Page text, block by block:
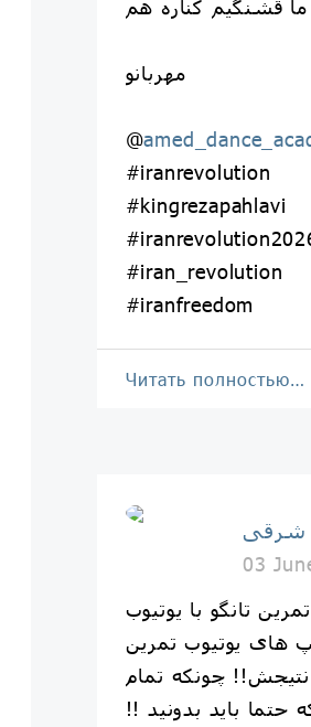
مهربانو
@
#iranrevolution
#kingrezapahlavi
#iran_revolution
#iranfreedom
Читать полностью…
شرقى
03
های یوتیوب تمرین
چونکه تمام
باید بدونید !!